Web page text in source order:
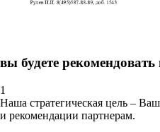
вы будете
1
Наша стратегическая цель –
и рекомендации партнерам.